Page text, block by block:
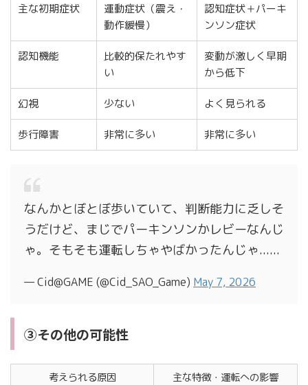
主な初期症状
運動症状（震え・
動作緩慢）
認知症状＋パーキ
ンソン症状
認知機能
比較的保たれやす
い
変動が激しく早期
から低下
幻視 少ない よく見られる
歩行障害 非常に多い 非常に多い
なんかとぼとぼ歩いていて、判断能力に乏しそ
うだけど、まじでパーキンソンかレビーなんじ
ゃ。そもそも運転しちゃやばかったんじゃ......
— Cid@GAME (@Cid_SAO_Game) May 7, 2026
③その他の可能性
考えられる原因 主な特徴・運転への影響